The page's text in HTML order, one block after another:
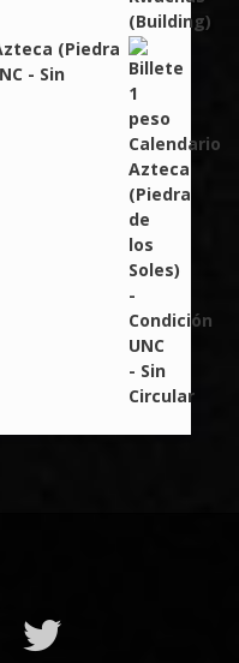
(Piedra
- Sin